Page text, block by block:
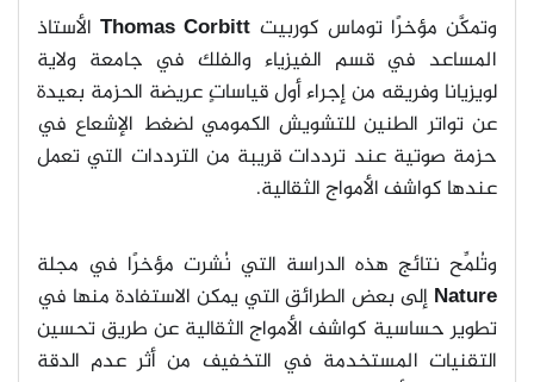
وتمكَّن مؤخرًا توماس كوربيت
الأستاذ
المساعد في قسم الفيزياء والفلك في جامعة ولاية
لويزيانا وفريقه من إجراء أول قياساتٍ عريضة الحزمة بعيدة
عن تواتر الطنين للتشويش الكمومي لضغط الإشعاع في
حزمة صوتية عند ترددات قريبة من الترددات التي تعمل
عندها كواشف الأمواج الثقالية.
وتُلمِّح نتائج هذه الدراسة التي نُشرت مؤخرًا في مجلة
Nature إلى بعض الطرائق التي يمكن الاستفادة منها في
تطوير حساسية كواشف الأمواج الثقالية عن طريق تحسين
التقنيات المستخدمة في التخفيف من أثر عدم الدقة